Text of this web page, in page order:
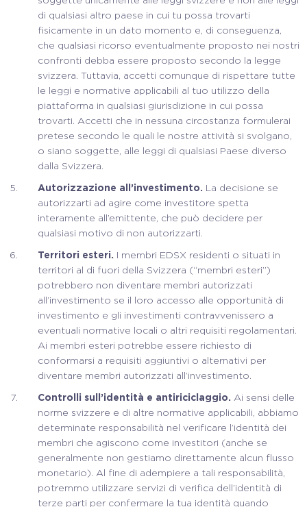
di qualsiasi altro paese in cui tu possa trovarti
fisicamente in un dato momento e, di conseguenza,
che qualsiasi ricorso eventualmente proposto nei nostri
confronti debba essere proposto secondo la legge
svizzera. Tuttavia, accetti comunque di rispettare tutte
le leggi e normative applicabili al tuo utilizzo della
piattaforma in qualsiasi giurisdizione in cui possa
trovarti. Accetti che in nessuna circostanza formulerai
pretese secondo le quali le nostre attività si svolgano,
o siano soggette, alle leggi di qualsiasi Paese diverso
dalla Svizzera.
Autorizzazione all’investimento.
La decisione se
autorizzarti ad agire come investitore spetta
interamente all’emittente, che può decidere per
qualsiasi motivo di non autorizzarti.
Territori esteri. I membri EDSX residenti o situati in
territori al di fuori della Svizzera (“membri esteri”)
potrebbero non diventare membri autorizzati
all’investimento se il loro accesso alle opportunità di
investimento e gli investimenti contravvenissero a
eventuali normative locali o altri requisiti regolamentari.
Ai membri esteri potrebbe essere richiesto di
conformarsi a requisiti aggiuntivi o alternativi per
diventare membri autorizzati all’investimento.
Controlli sull’identità e antiriciclaggio. Ai sensi delle
norme svizzere e di altre normative applicabili, abbiamo
determinate responsabilità nel verificare l’identità dei
membri che agiscono come investitori (anche se
generalmente non gestiamo direttamente alcun flusso
monetario). Al fine di adempiere a tali responsabilità,
potremmo utilizzare servizi di verifica dell’identità di
terze parti per confermare la tua identità quando